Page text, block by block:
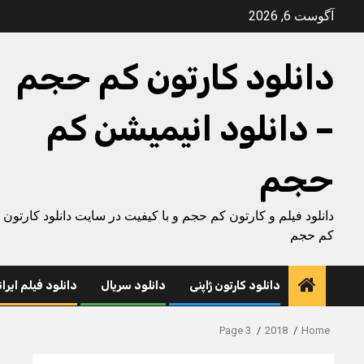
آگوست 6, 2026
دانلود کارتون کم حجم
– دانلود انیمیشن کم
حجم
دانلود فیلم و کارتون کم حجم و با کیفیت در سایت دانلود کارتون
کم حجم
دانلود کارتون ژاپنی دانلود سریال دانلود فیلم
Home
2018
Page 3